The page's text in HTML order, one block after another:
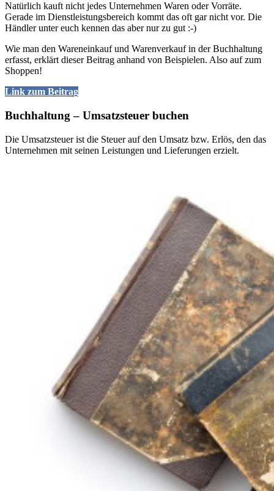
Natürlich kauft nicht jedes Unternehmen Waren oder Vorräte.
Gerade im Dienstleistungsbereich kommt das oft gar nicht vor. Die
Händler unter euch kennen das aber nur zu gut :-)
Wie man den Wareneinkauf und Warenverkauf in der Buchhaltung
erfasst, erklärt dieser Beitrag anhand von Beispielen. Also auf zum
Shoppen!
Link zum Beitrag
Buchhaltung – Umsatzsteuer buchen
Die Umsatzsteuer ist die Steuer auf den Umsatz bzw. Erlös, den das
Unternehmen mit seinen Leistungen und Lieferungen erzielt.